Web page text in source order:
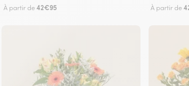
À partir de42€95 À partir de